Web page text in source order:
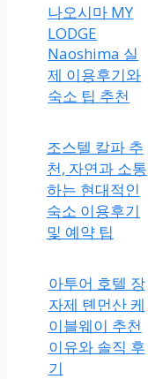
나오시마 MY
LODGE
Naoshima 실
제 이용후기와
숙소 팁 추천
조스텔 칼파 추
천, 자연과 소통
하는 현대적인
숙소 이용후기
및 예약 팁
아투어 호텔 장
자제 톈먼산 케
이블웨이 추천
이유와 솔직 후
기